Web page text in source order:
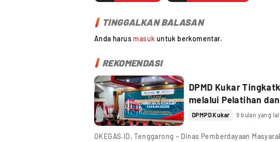
TINGGALKAN BALASAN
Anda harus masuk untuk berkomentar.
REKOMENDASI
DPMD Kukar
melalui Pelatihan
DPMPD Kukar 9 bulan yang
OKEGAS.ID, Tenggarong – Dinas Pemberdayaan